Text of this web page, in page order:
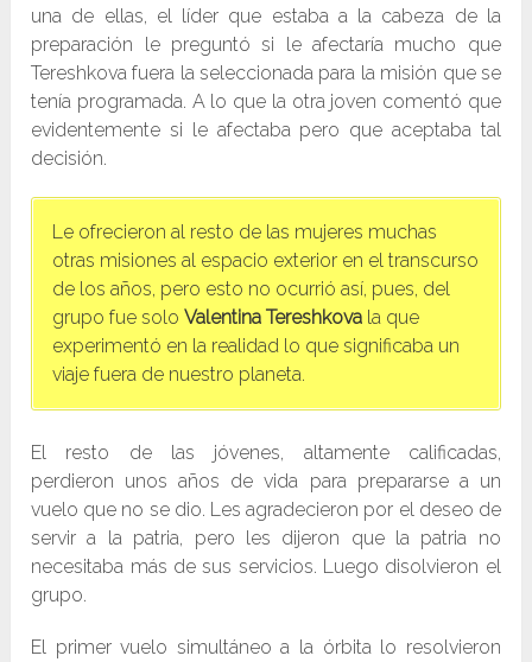
una de ellas, el líder que estaba a la cabeza de la
preparación le preguntó si le afectaría mucho que
Tereshkova fuera la seleccionada para la misión que se
tenía programada. A lo que la otra joven comentó que
evidentemente si le afectaba pero que aceptaba tal
decisión.
Le ofrecieron al resto de las mujeres muchas
otras misiones al espacio exterior en el transcurso
de los años, pero esto no ocurrió así, pues, del
grupo fue soloValentina Tereshkova la que
experimentó en la realidad lo que significaba un
viaje fuera de nuestro planeta.
El resto de las jóvenes, altamente calificadas,
perdieron unos años de vida para prepararse a un
vuelo que no se dio. Les agradecieron por el deseo de
servir a la patria, pero les dijeron que la patria no
necesitaba más de sus servicios. Luego disolvieron el
grupo.
El primer vuelo simultáneo a la órbita lo resolvieron